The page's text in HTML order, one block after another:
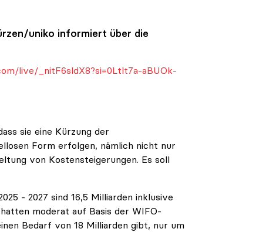
uniko informiert über die
live/_nitF6sldX8?si=0Ltlt7a-aBUOk-
sie eine Kürzung der
Form erfolgen, nämlich nicht nur
von Kostensteigerungen. Es soll
- 2027 sind 16,5 Milliarden inklusive
moderat auf Basis der WIFO-
Bedarf von 18 Milliarden gibt, nur um